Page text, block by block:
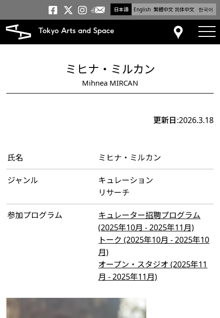
日本語 English 繁體中文 简体中文 한국어
トーキョーアーツアンド
トーキョーアーツアンド
トーキョーアーツア
メールニュース
アクセス
ミヒナ・ミルカン
Mihnea MIRCAN
更新日:2026.3.18
氏名 ミヒナ・ミルカン
ジャンル
キュレーション
リサーチ
参加プログラム
キュレーター招聘プログラム
(2025年10月 - 2025年11月)
トーク (2025年10月 - 2025年10
月)
オープン・スタジオ (2025年11
月 - 2025年11月)